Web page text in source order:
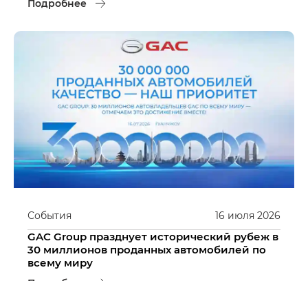
Подробнее
16 июля 2026
События
GAC Group празднует исторический рубеж в
30 миллионов проданных автомобилей по
всему миру